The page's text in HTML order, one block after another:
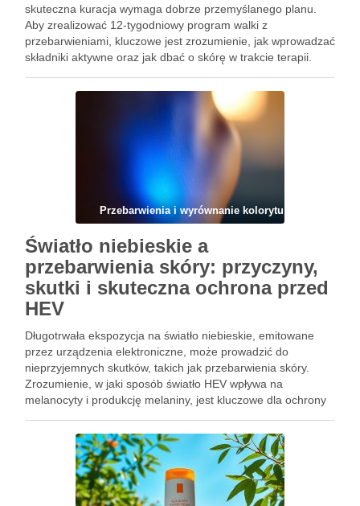
skuteczna kuracja wymaga dobrze przemyślanego planu.
Aby zrealizować 12-tygodniowy program walki z
przebarwieniami, kluczowe jest zrozumienie, jak wprowadzać
składniki aktywne oraz jak dbać o skórę w trakcie terapii.
to fundamenty, które mogą przynieść wymarzone efekty w …
Przebarwienia i wyrównanie kolorytu
Światło niebieskie a
przebarwienia skóry: przyczyny,
skutki i skuteczna ochrona przed
HEV
Długotrwała ekspozycja na światło niebieskie, emitowane
przez urządzenia elektroniczne, może prowadzić do
nieprzyjemnych skutków, takich jak przebarwienia skóry.
Zrozumienie, w jaki sposób światło HEV wpływa na
melanocyty i produkcję melaniny, jest kluczowe dla ochrony
pracujesz przy komputerze, czy korzystasz z telefonu, warto